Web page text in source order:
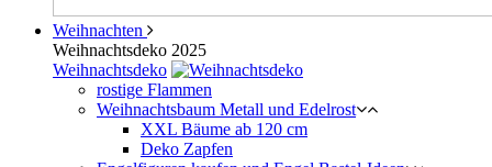
Weihnachten
Weihnachtsdeko 2025
Weihnachtsdeko
rostige Flammen
Weihnachtsbaum Metall und Edelrost
XXL Bäume ab 120 cm
Deko Zapfen